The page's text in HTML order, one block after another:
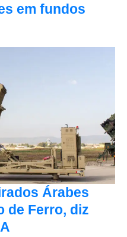
em fundos
Árabes
de Ferro, diz